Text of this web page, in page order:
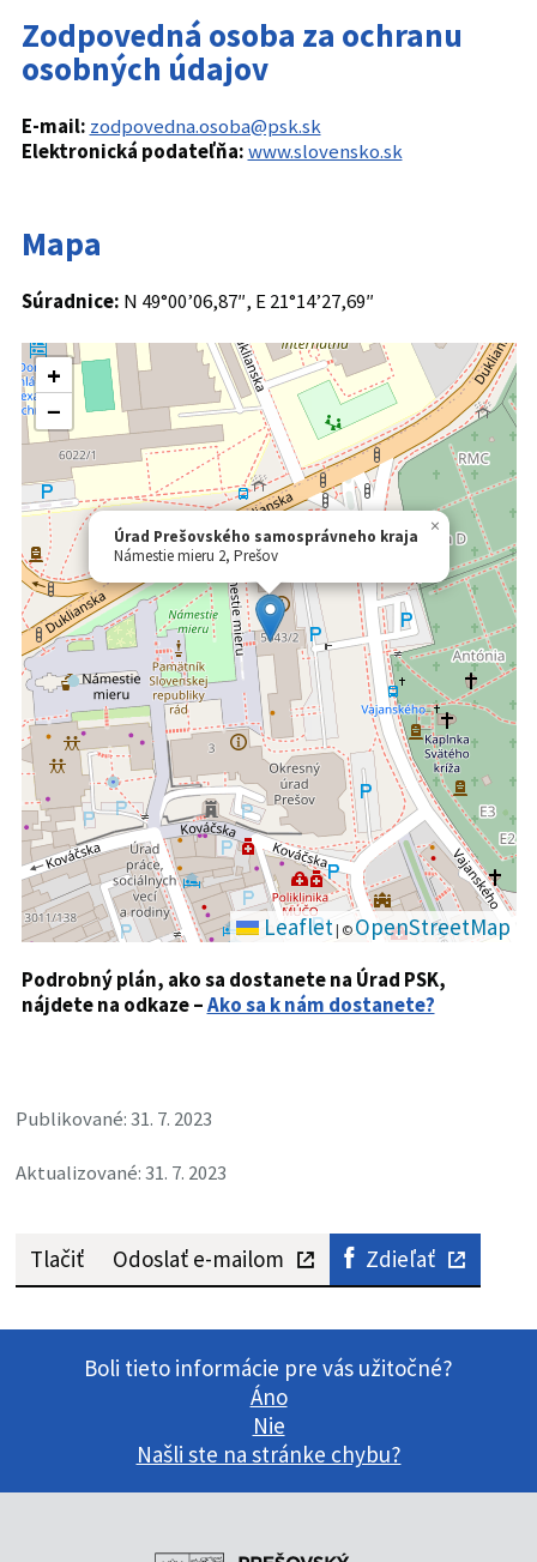
Zodpovedná osoba za ochranu
osobných údajov
E-mail: zodpovedna.osoba@psk.sk
Elektronická podateľňa:www.slovensko.sk
Mapa
Súradnice: N 49°00’06,87″, E 21°14’27,69″
Úrad Prešovského samosprávneho kraja
Námestie mieru 2, Prešov
×
+
−
Leaflet | © OpenStreetMap
Podrobný plán, ako sa dostanete na Úrad PSK,
nájdete na odkaze –Ako sa k nám dostanete?
Publikované: 31. 7. 2023
Aktualizované: 31. 7. 2023
Tlačiť Odoslať e-mailom Zdieľať
Boli tieto informácie pre vás užitočné?
Áno
Nie
Našli ste na stránke chybu?